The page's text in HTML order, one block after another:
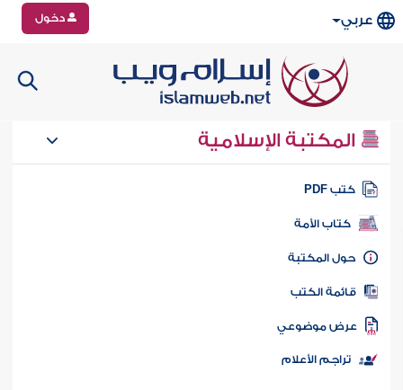
عربي دخول
المكتبة الإسلامية
كتب PDF
كتاب الأمة
المكتبة
الكتب
موضوعي